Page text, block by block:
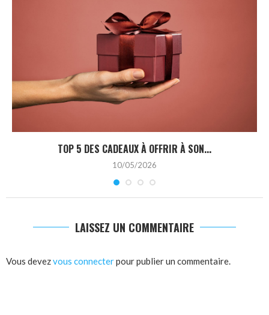
TOP 5 DES CADEAUX À OFFRIR À SON...
10/05/2026
LAISSEZ UN COMMENTAIRE
Vous devezvous connecterpour publier un commentaire.